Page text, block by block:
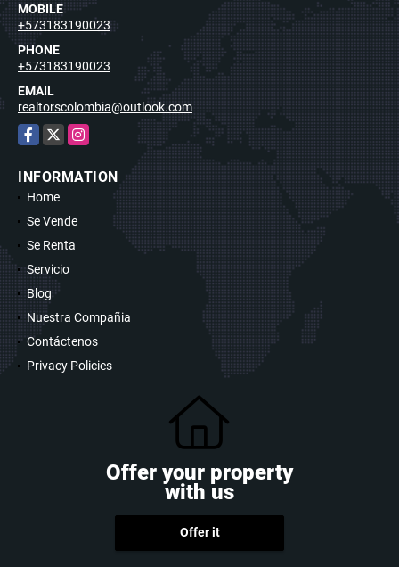
MOBILE
+573183190023
PHONE
+573183190023
EMAIL
realtorscolombia@outlook.com
Facebook
X Instagram
INFORMATION
Home
Se Vende
Se Renta
Servicio
Blog
Nuestra Compañia
Contáctenos
Privacy Policies
Offer your property
with us
Offer it